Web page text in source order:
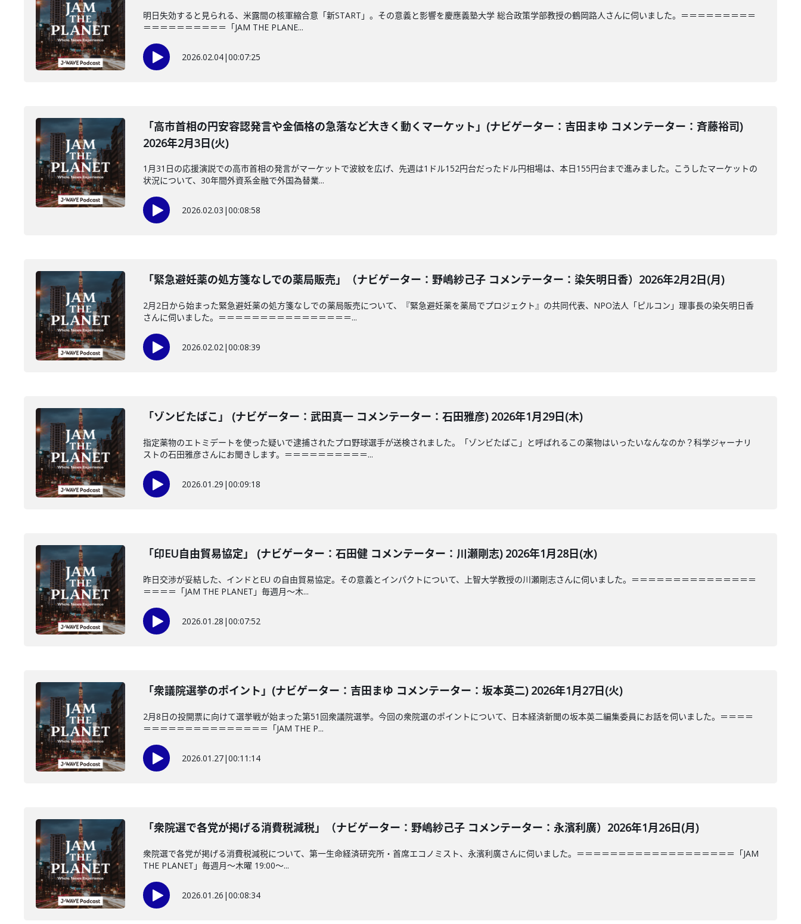
明日失効すると見られる、米露間の核軍縮合意「新START」。その意義と影響を慶應義塾大学 総合政策学部教授の鶴岡路人さんに伺いました。＝＝＝＝＝＝＝＝＝
＝＝＝＝＝＝＝＝＝＝「JAM THE PLANE...
2026.02.04|00:07:25
「高市首相の円安容認発言や金価格の急落など大きく動くマーケット」(ナビゲーター：吉田まゆ コメンテーター：斉藤裕司)
2026年2月3日(火)
1月31日の応援演説での高市首相の発言がマーケットで波紋を広げ、先週は1ドル152円台だったドル円相場は、本日155円台まで進みました。こうしたマーケットの
状況について、30年間外資系金融で外国為替業...
2026.02.03 |00:08:58
「緊急避妊薬の処方箋なしでの薬局販売」（ナビゲーター：野嶋紗己子 コメンテーター：染矢明日香）2026年2月2日(月)
2月2日から始まった緊急避妊薬の処方箋なしでの薬局販売について、『緊急避妊薬を薬局でプロジェクト』の共同代表、NPO法人「ピルコン」理事長の染矢明日香
さんに伺いました。＝＝＝＝＝＝＝＝＝＝＝＝＝＝＝＝...
2026.02.02|00:08:39
「ゾンビたばこ」 (ナビゲーター：武田真一 コメンテーター：石田雅彦) 2026年1月29日(木)
指定薬物のエトミデートを使った疑いで逮捕されたプロ野球選手が送検されました。「ゾンビたばこ」と呼ばれるこの薬物はいったいなんなのか？科学ジャーナリ
ストの石田雅彦さんにお聞きします。＝＝＝＝＝＝＝＝＝＝...
2026.01.29 |00:09:18
「印EU自由貿易協定」 (ナビゲーター：石田健 コメンテーター：川瀬剛志) 2026年1月28日(水)
昨日交渉が妥結した、インドとEU の自由貿易協定。その意義とインパクトについて、上智大学教授の川瀬剛志さんに伺いました。＝＝＝＝＝＝＝＝＝＝＝＝＝＝＝
＝＝＝＝「JAM THE PLANET」毎週月～木...
2026.01.28 |00:07:52
「衆議院選挙のポイント」(ナビゲーター：吉田まゆ コメンテーター：坂本英二) 2026年1月27日(火)
2月8日の投開票に向けて選挙戦が始まった第51回衆議院選挙。今回の衆院選のポイントについて、日本経済新聞の坂本英二編集委員にお話を伺いました。＝＝＝＝
＝＝＝＝＝＝＝＝＝＝＝＝＝＝＝「JAM THE P...
2026.01.27|00:11:14
「衆院選で各党が掲げる消費税減税」（ナビゲーター：野嶋紗己子 コメンテーター：永濱利廣）2026年1月26日(月)
衆院選で各党が掲げる消費税減税について、第一生命経済研究所・首席エコノミスト、永濱利廣さんに伺いました。＝＝＝＝＝＝＝＝＝＝＝＝＝＝＝＝＝＝＝「JAM
THE PLANET」毎週月～木曜 19:00～...
2026.01.26 |00:08:34